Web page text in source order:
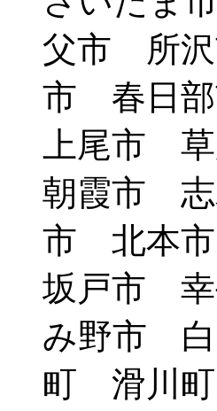
父市 所
市 春日
上尾市
朝霞市
市 北本
坂戸市
み野市
町 滑川